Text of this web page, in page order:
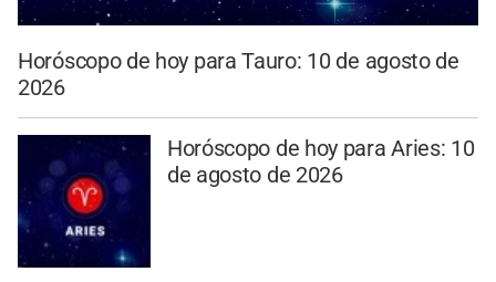
Horóscopo de hoy para Tauro: 10 de agosto de
2026
Horóscopo de hoy para Aries: 10
de agosto de 2026